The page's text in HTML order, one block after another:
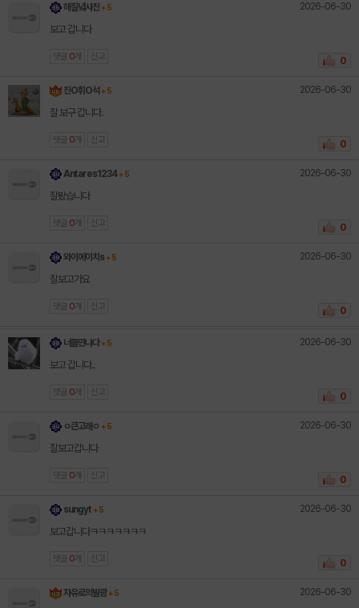
해질녘사진 + 5 2026-06-30
보고 갑니다
댓글 0 개 신고 0
진O휘O석 + 5 2026-06-30
잘 보구 갑니다.
댓글 0 개 신고 0
Antares1234 + 5 2026-06-30
잘봤습니다
댓글 0 개 신고 0
와이에이치s + 5 2026-06-30
잘보고가요
댓글 0 개 신고 0
너를만나다 + 5 2026-06-30
보고 갑니다..
댓글 0 개 신고 0
ㅇ큰고래ㅇ + 5 2026-06-30
잘보고갑니다
댓글 0 개 신고 0
sungyt + 5 2026-06-30
보고갑니다ㅋㅋㅋㅋㅋㅋㅋ
댓글 0 개 신고 0
자유로의발광 + 5 2026-06-30